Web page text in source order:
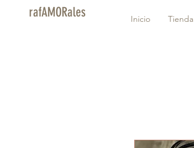
rafAMORales Inicio Tienda